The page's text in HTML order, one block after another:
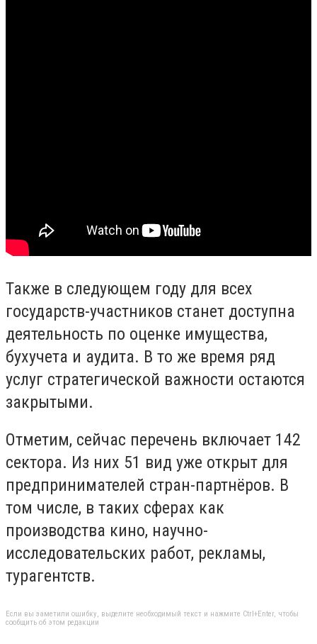
Также в следующем году для всех
государств-участников станет доступна
деятельность по оценке имущества,
бухучета и аудита. В то же время ряд
услуг стратегической важности остаются
закрытыми.
Отметим, сейчас перечень включает 142
сектора. Из них 51 вид уже открыт для
предпринимателей стран-партнёров. В
том числе, в таких сферах как
производства кино, научно-
исследовательских работ, рекламы,
турагентств.
Если вы заметили ошибку, выделите необходимый текст и нажмите Ctrl+Enter, чтобы
сообщить об этом редакции